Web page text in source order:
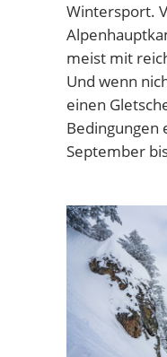
Wintersport.
meist mit
Und wenn
einen
Bedingungen
September